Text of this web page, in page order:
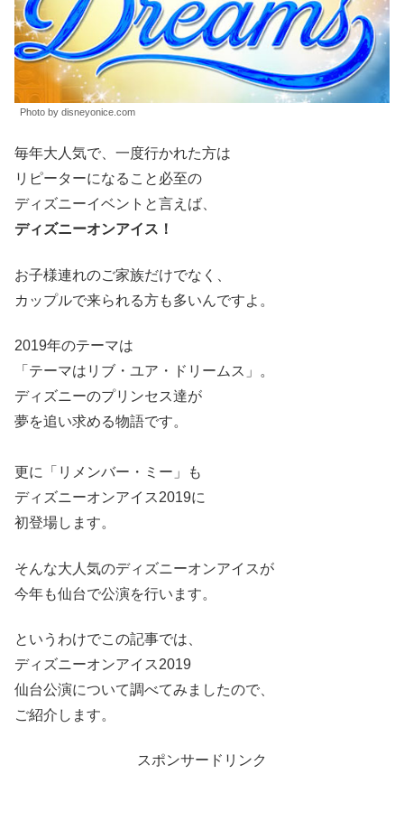
Photo by disneyonice.com
毎年大人気で、一度行かれた方は
リピーターになること必至の
ディズニーイベントと言えば、
ディズニーオンアイス！
お子様連れのご家族だけでなく、
カップルで来られる方も多いんですよ。
2019年のテーマは
「テーマはリブ・ユア・ドリームス」。
ディズニーのプリンセス達が
夢を追い求める物語です。
更に「リメンバー・ミー」も
ディズニーオンアイス2019に
初登場します。
そんな大人気のディズニーオンアイスが
今年も仙台で公演を行います。
というわけでこの記事では、
ディズニーオンアイス2019
仙台公演について調べてみましたので、
ご紹介します。
スポンサードリンク